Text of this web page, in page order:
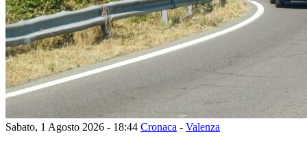
Sabato, 1 Agosto 2026 - 18:44 Cronaca - Valenza